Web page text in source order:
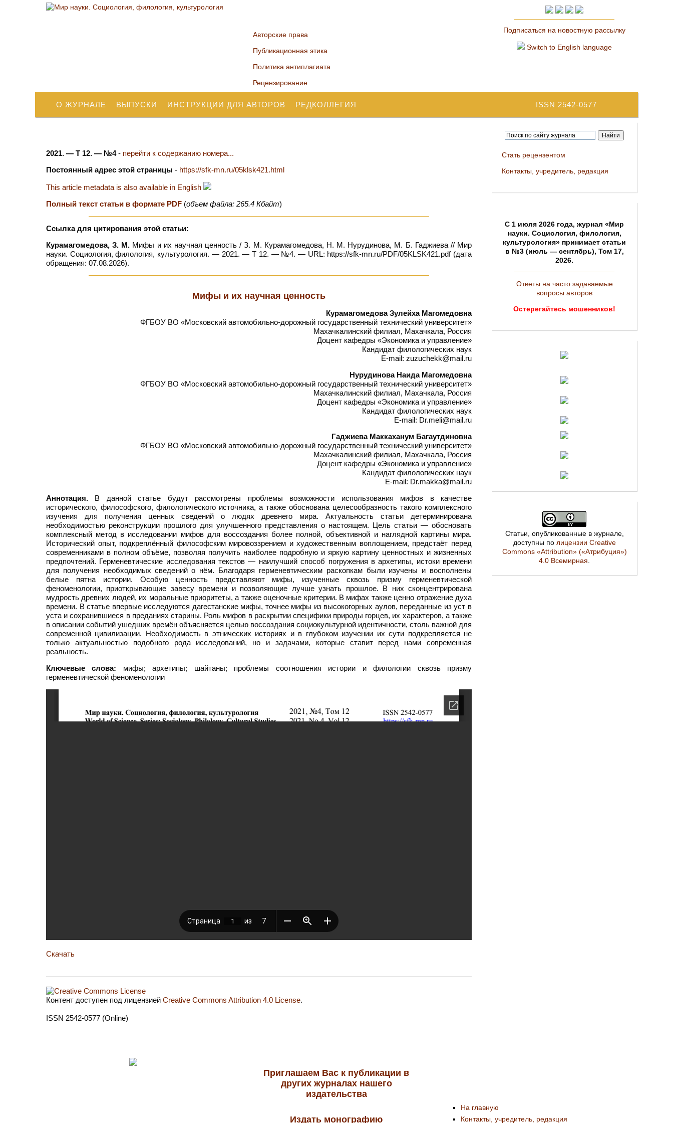
Авторские права
Публикационная этика
Политика антиплагиата
Рецензирование
Подписаться на новостную рассылку
Switch to English language
ISSN 2542-0577
О ЖУРНАЛЕ ВЫПУСКИ ИНСТРУКЦИИ ДЛЯ АВТОРОВ РЕДКОЛЛЕГИЯ
2021. — Т 12. — №4- перейти к содержанию номера...
Постоянный адрес этой страницы - https://sfk-mn.ru/05klsk421.html
This article metadata is also available in English
Полный текст статьи в формате PDF (объем файла: 265.4 Кбайт)
Ссылка для цитирования этой статьи:
Курамагомедова, З. М. Мифы и их научная ценность / З. М. Курамагомедова, Н. М. Нурудинова, М. Б. Гаджиева // Мир
науки. Социология, филология, культурология. — 2021. — Т 12. — №4. — URL: https://sfk-mn.ru/PDF/05KLSK421.pdf (дата
обращения: 07.08.2026).
Мифы и их научная ценность
Курамагомедова Зулейха Магомедовна
ФГБОУ ВО «Московский автомобильно-дорожный государственный технический университет»
Махачкалинский филиал, Махачкала, Россия
Доцент кафедры «Экономика и управление»
Кандидат филологических наук
E-mail: zuzuchekk@mail.ru
Нурудинова Наида Магомедовна
ФГБОУ ВО «Московский автомобильно-дорожный государственный технический университет»
Махачкалинский филиал, Махачкала, Россия
Доцент кафедры «Экономика и управление»
Кандидат филологических наук
E-mail: Dr.meli@mail.ru
Гаджиева Маккаханум Багаутдиновна
ФГБОУ ВО «Московский автомобильно-дорожный государственный технический университет»
Махачкалинский филиал, Махачкала, Россия
Доцент кафедры «Экономика и управление»
Кандидат филологических наук
E-mail: Dr.makka@mail.ru
Аннотация. В данной статье будут рассмотрены проблемы возможности использования мифов в качестве
исторического, философского, филологического источника, а также обоснована целесообразность такого комплексного
изучения для получения ценных сведений о людях древнего мира. Актуальность статьи детерминирована
необходимостью реконструкции прошлого для улучшенного представления о настоящем. Цель статьи — обосновать
комплексный метод в исследовании мифов для воссоздания более полной, объективной и наглядной картины мира.
Исторический опыт, подкреплённый философским мировоззрением и художественным воплощением, предстаёт перед
современниками в полном объёме, позволяя получить наиболее подробную и яркую картину ценностных и жизненных
предпочтений. Герменевтические исследования текстов — наилучший способ погружения в архетипы, истоки времени
для получения необходимых сведений о нём. Благодаря герменевтическим раскопкам были изучены и восполнены
белые пятна истории. Особую ценность представляют мифы, изученные сквозь призму герменевтической
феноменологии, приоткрывающие завесу времени и позволяющие лучше узнать прошлое. В них сконцентрирована
мудрость древних людей, их моральные приоритеты, а также оценочные критерии. В мифах также ценно отражение духа
времени. В статье впервые исследуются дагестанские мифы, точнее мифы из высокогорных аулов, переданные из уст в
уста и сохранившиеся в преданиях старины. Роль мифов в раскрытии специфики природы горцев, их характеров, а также
в описании событий ушедших времён объясняется целью воссоздания социокультурной идентичности, столь важной для
современной цивилизации. Необходимость в этнических историях и в глубоком изучении их сути подкрепляется не
только актуальностью подобного рода исследований, но и задачами, которые ставит перед нами современная
реальность.
Ключевые слова: мифы; архетипы; шайтаны; проблемы соотношения истории и филологии сквозь призму
герменевтической феноменологии
Скачать
Контент доступен под лицензией Creative Commons Attribution 4.0 License.
ISSN 2542-0577 (Online)
Стать рецензентом
Контакты, учредитель, редакция
C 1 июля 2026 года, журнал «Мир
науки. Социология, филология,
культурология» принимает статьи
в №3 (июль — сентябрь), Том 17,
2026.
Ответы на часто задаваемые
вопросы авторов
Остерегайтесь мошенников!
Статьи, опубликованные в журнале,
доступны по лицензии Creative
Commons «Attribution» («Атрибуция»)
4.0 Всемирная
Приглашаем Вас к публикации в
других журналах нашего
издательства
Издать монографию
На главную
Контакты, учредитель, редакция